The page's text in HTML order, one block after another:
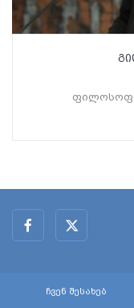
ჩვენ შესახებ